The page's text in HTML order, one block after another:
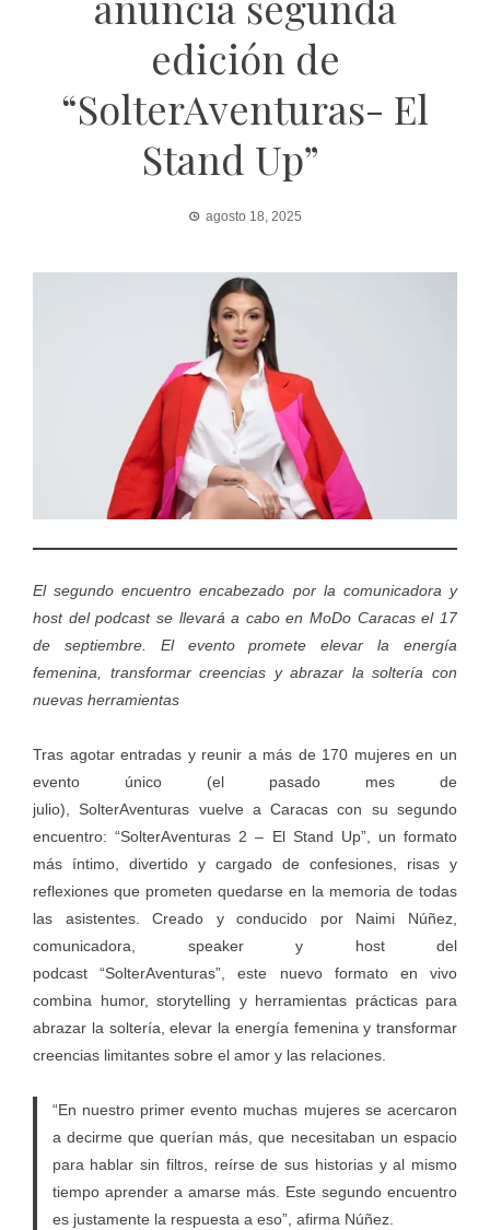
edición de
“SolterAventuras- El
Stand Up”
agosto 18, 2025
El segundo encuentro encabezado por la comunicadora y
host del podcast se llevará a cabo en MoDo Caracas el 17
de septiembre. El evento promete elevar la energía
femenina, transformar creencias y abrazar la soltería con
nuevas herramientas
Tras agotar entradas y reunir a más de 170 mujeres en un
evento único (el pasado mes de
julio), SolterAventuras vuelve a Caracas con su segundo
encuentro: “SolterAventuras 2 – El Stand Up”, un formato
más íntimo, divertido y cargado de confesiones, risas y
reflexiones que prometen quedarse en la memoria de todas
las asistentes. Creado y conducido por Naimi Núñez,
comunicadora, speaker y host del
podcast “SolterAventuras”, este nuevo formato en vivo
combina humor, storytelling y herramientas prácticas para
abrazar la soltería, elevar la energía femenina y transformar
creencias limitantes sobre el amor y las relaciones.
“En nuestro primer evento muchas mujeres se acercaron
a decirme que querían más, que necesitaban un espacio
para hablar sin filtros, reírse de sus historias y al mismo
tiempo aprender a amarse más. Este segundo encuentro
es justamente la respuesta a eso”, afirma Núñez.